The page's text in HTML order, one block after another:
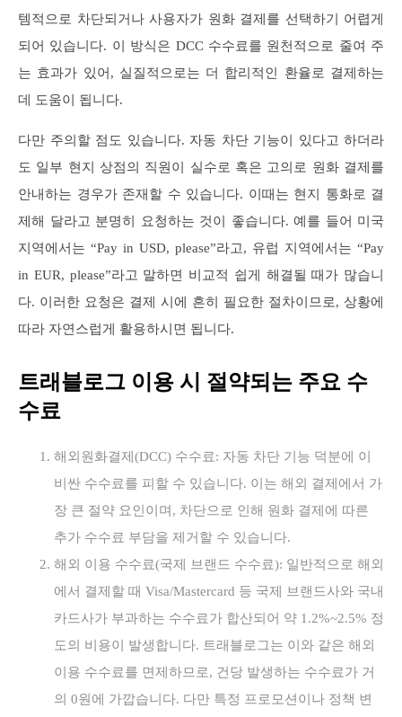
템적으로 차단되거나 사용자가 원화 결제를 선택하기 어렵게
되어 있습니다. 이 방식은 DCC 수수료를 원천적으로 줄여 주
는 효과가 있어, 실질적으로는 더 합리적인 환율로 결제하는
데 도움이 됩니다.
다만 주의할 점도 있습니다. 자동 차단 기능이 있다고 하더라
도 일부 현지 상점의 직원이 실수로 혹은 고의로 원화 결제를
안내하는 경우가 존재할 수 있습니다. 이때는 현지 통화로 결
제해 달라고 분명히 요청하는 것이 좋습니다. 예를 들어 미국
지역에서는 “Pay in USD, please”라고, 유럽 지역에서는 “Pay
in EUR, please”라고 말하면 비교적 쉽게 해결될 때가 많습니
다. 이러한 요청은 결제 시에 흔히 필요한 절차이므로, 상황에
따라 자연스럽게 활용하시면 됩니다.
트래블로그 이용 시 절약되는 주요 수
수료
해외원화결제(DCC) 수수료: 자동 차단 기능 덕분에 이
비싼 수수료를 피할 수 있습니다. 이는 해외 결제에서 가
장 큰 절약 요인이며, 차단으로 인해 원화 결제에 따른
추가 수수료 부담을 제거할 수 있습니다.
해외 이용 수수료(국제 브랜드 수수료): 일반적으로 해외
에서 결제할 때 Visa/Mastercard 등 국제 브랜드사와 국내
카드사가 부과하는 수수료가 합산되어 약 1.2%~2.5% 정
도의 비용이 발생합니다. 트래블로그는 이와 같은 해외
이용 수수료를 면제하므로, 건당 발생하는 수수료가 거
의 0원에 가깝습니다. 다만 특정 프로모션이나 정책 변